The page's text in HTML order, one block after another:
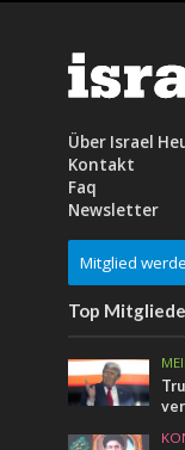
Über Israel
Kontakt
Faq
Newsletter
Mitglied
Top